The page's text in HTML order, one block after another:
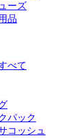
ーズ
品
べて
パック
コッシュ